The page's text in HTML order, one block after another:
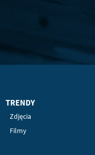
TRENDY
Zdjęcia
Filmy